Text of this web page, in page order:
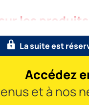
les
La suite est
Accédez
et à nos